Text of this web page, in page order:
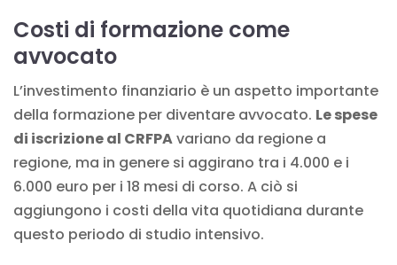
Costi di formazione come
avvocato
L’investimento finanziario è un aspetto importante
della formazione per diventare avvocato. Le spese
di iscrizione al CRFPAvariano da regione a
regione, ma in genere si aggirano tra i 4.000 e i
6.000 euro per i 18 mesi di corso. A ciò si
aggiungono i costi della vita quotidiana durante
questo periodo di studio intensivo.